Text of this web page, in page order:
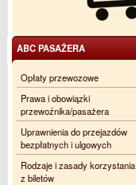
ABC PASAŻERA
Opłaty przewozowe
Prawa i obowiązki
przewoźnika/pasażera
Uprawnienia do przejazdów
bezpłatnych i ulgowych
Rodzaje i zasady korzystania
z biletów